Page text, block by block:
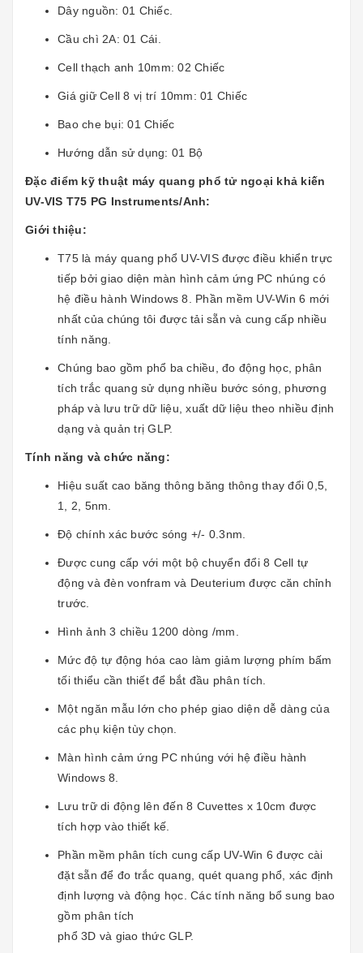
Dây nguồn: 01 Chiếc.
Cầu chì 2A: 01 Cái.
Cell thạch anh 10mm: 02 Chiếc
Giá giữ Cell 8 vị trí 10mm: 01 Chiếc
Bao che bụi: 01 Chiếc
Hướng dẫn sử dụng: 01 Bộ
Đặc điểm kỹ thuật máy quang phổ tử ngoại khả kiến
UV-VIS T75 PG Instruments/Anh:
Giới thiệu:
T75 là máy quang phổ UV-VIS được điều khiển trực
tiếp bởi giao diện màn hình cảm ứng PC nhúng có
hệ điều hành Windows 8. Phần mềm UV-Win 6 mới
nhất của chúng tôi được tải sẵn và cung cấp nhiều
tính năng.
Chúng bao gồm phổ ba chiều, đo động học, phân
tích trắc quang sử dụng nhiều bước sóng, phương
pháp và lưu trữ dữ liệu, xuất dữ liệu theo nhiều định
dạng và quản trị GLP.
Tính năng và chức năng:
Hiệu suất cao băng thông băng thông thay đổi 0,5,
1, 2, 5nm.
Độ chính xác bước sóng +/- 0.3nm.
Được cung cấp với một bộ chuyển đổi 8 Cell tự
động và đèn vonfram và Deuterium được căn chỉnh
trước.
Hình ảnh 3 chiều 1200 dòng /mm.
Mức độ tự động hóa cao làm giảm lượng phím bấm
tối thiểu cần thiết để bắt đầu phân tích.
Một ngăn mẫu lớn cho phép giao diện dễ dàng của
các phụ kiện tùy chọn.
Màn hình cảm ứng PC nhúng với hệ điều hành
Windows 8.
Lưu trữ di động lên đến 8 Cuvettes x 10cm được
tích hợp vào thiết kế.
Phần mềm phân tích cung cấp UV-Win 6 được cài
đặt sẵn để đo trắc quang, quét quang phổ, xác định
định lượng và động học. Các tính năng bổ sung bao
gồm phân tích
phổ 3D và giao thức GLP.